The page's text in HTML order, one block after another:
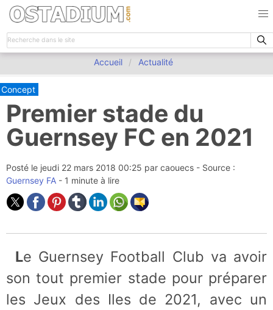
Accueil Actualité
Concept
Premier stade du
Guernsey FC en 2021
Posté le jeudi 22 mars 2018 00:25 par caouecs - Source :
Guernsey FA - 1 minute à lire
Le Guernsey Football Club va avoir
son tout premier stade pour préparer
les Jeux des Iles de 2021, avec un